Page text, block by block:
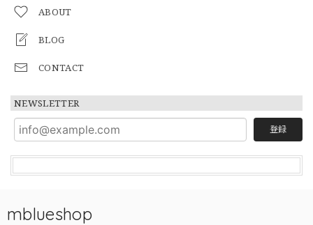
ABOUT
BLOG
CONTACT
NEWSLETTER
登録
mblueshop